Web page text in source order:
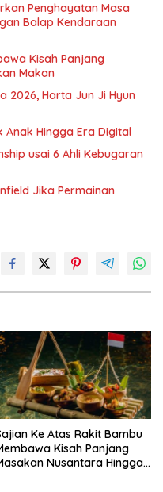
Penghayatan Masa
Balap Kendaraan
Kisah Panjang
Makan
2026, Harta Jun Ji Hyun
Anak Hingga Era Digital
usai 6 Ahli Kebugaran
Jika Permainan
Ke Atas Rakit Bambu
Kisah Panjang
Nusantara Hingga